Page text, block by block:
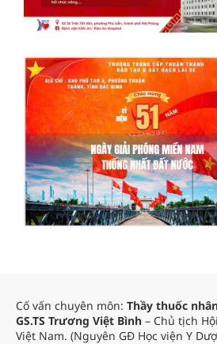
Cố vấn chuyên môn: Thầy thuốc
GS.TS Trương Việt Bình – Chủ tịch
Việt Nam. (Nguyên GĐ Học viện Y